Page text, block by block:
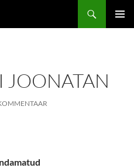
JOONATAN